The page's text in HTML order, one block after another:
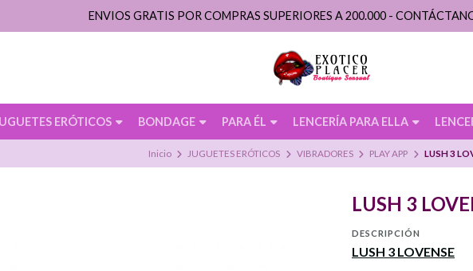
ERÓTICOS BONDAGE PARA ÉL LENCERÍA PARA ELLA
ENVIOS GRATIS POR COMPRAS SUPERIORES A 200.000 -
Inicio JUGUETES ERÓTICOS VIBRADORES PLAY APP LUSH 3
LUSH 3
DESCRIPCIÓN
LUSH 3 LOVENSE